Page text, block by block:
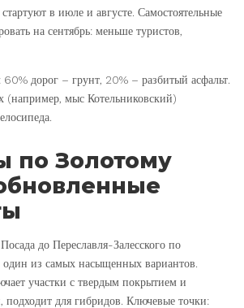
в июле и августе. Самостоятельные
на сентябрь: меньше туристов,
дорог – грунт, 20% – разбитый асфальт.
(например, мыс Котельниковский)
по Золотому
до Переславля-Залесского по
один из самых насыщенных вариантов.
участки с твердым покрытием и
подходит для гибридов. Ключевые точки: